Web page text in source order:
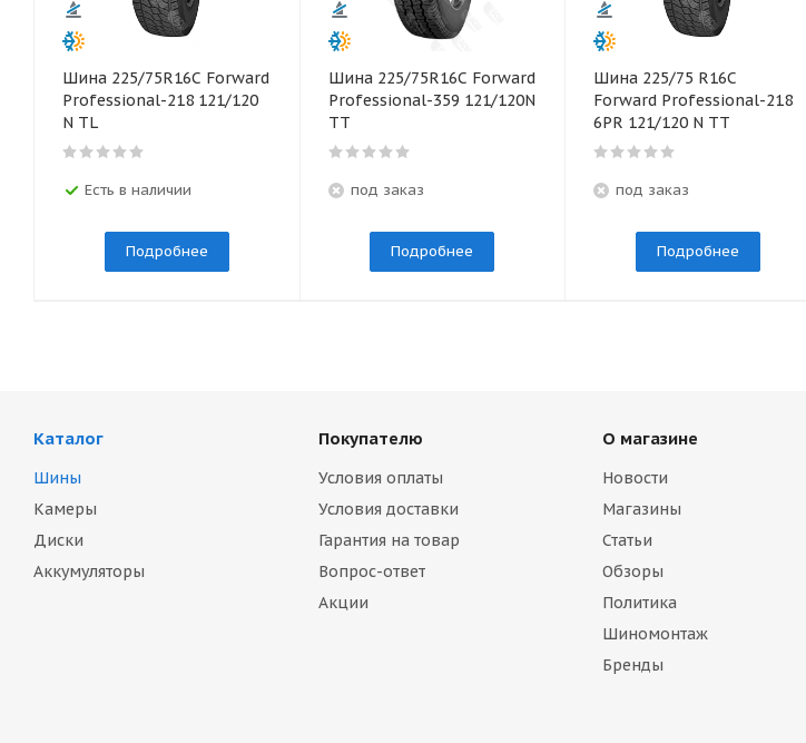
Шина 225/75R16С Forward
Professional-218 121/120
N TL
Есть в наличии
Подробнее
Шина 225/75R16С Forward
Professional-359 121/120N
TT
под заказ
Подробнее
Шина 225/75 R16С
Forward Professional-218
6PR 121/120 N TT
под заказ
Подробнее
Каталог
Шины
Камеры
Диски
Аккумуляторы
Покупателю
Условия оплаты
Условия доставки
Гарантия на товар
Вопрос-ответ
Акции
О магазине
Новости
Магазины
Статьи
Обзоры
Политика
Шиномонтаж
Бренды